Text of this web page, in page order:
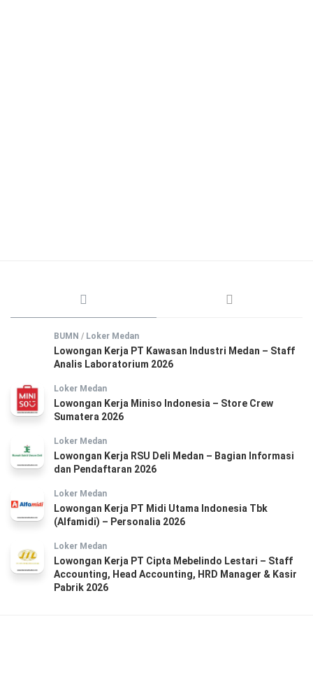
BUMN / Loker Medan
Lowongan Kerja PT Kawasan Industri Medan – Staff
Analis Laboratorium 2026
Loker Medan
Lowongan Kerja Miniso Indonesia – Store Crew
Sumatera 2026
Loker Medan
Lowongan Kerja RSU Deli Medan – Bagian Informasi
dan Pendaftaran 2026
Loker Medan
Lowongan Kerja PT Midi Utama Indonesia Tbk
(Alfamidi) – Personalia 2026
Loker Medan
Lowongan Kerja PT Cipta Mebelindo Lestari – Staff
Accounting, Head Accounting, HRD Manager & Kasir
Pabrik 2026